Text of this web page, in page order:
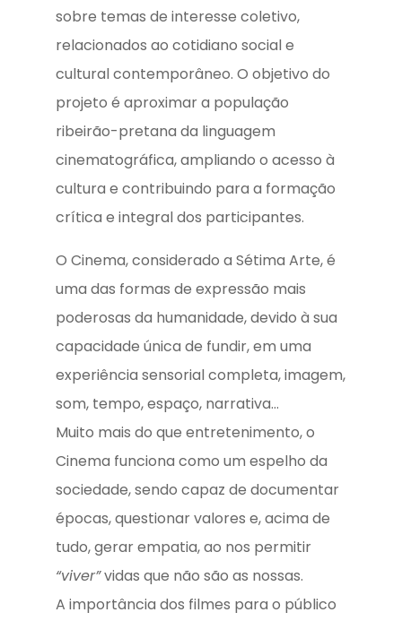
sobre temas de interesse coletivo,
relacionados ao cotidiano social e
cultural contemporâneo. O objetivo do
projeto é aproximar a população
ribeirão-pretana da linguagem
cinematográfica, ampliando o acesso à
cultura e contribuindo para a formação
crítica e integral dos participantes.
O Cinema, considerado a Sétima Arte, é
uma das formas de expressão mais
poderosas da humanidade, devido à sua
capacidade única de fundir, em uma
experiência sensorial completa, imagem,
som, tempo, espaço, narrativa…
Muito mais do que entretenimento, o
Cinema funciona como um espelho da
sociedade, sendo capaz de documentar
épocas, questionar valores e, acima de
tudo, gerar empatia, ao nos permitir
“viver”vidas que não são as nossas.
A importância dos filmes para o público